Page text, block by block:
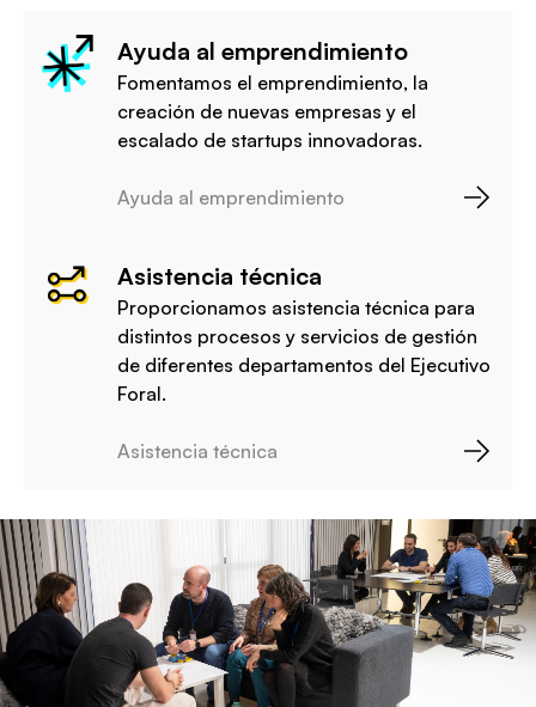
Ayuda al emprendimiento
Fomentamos el emprendimiento, la
creación de nuevas empresas y el
escalado de startups innovadoras.
Ayuda al emprendimiento
Asistencia técnica
Proporcionamos asistencia técnica para
distintos procesos y servicios de gestión
de diferentes departamentos del Ejecutivo
Foral.
Asistencia técnica